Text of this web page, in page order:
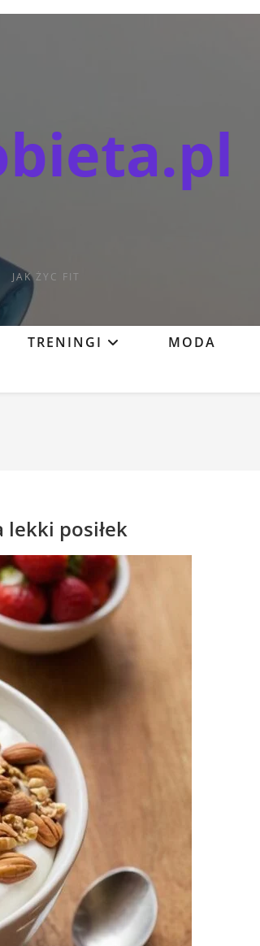
JAK ŻYC FIT
TRENINGI MODA
lekki posiłek